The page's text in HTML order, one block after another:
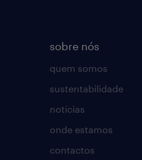
sobre nós
quem somos
sustentabilidade
notícias
onde estamos
contactos